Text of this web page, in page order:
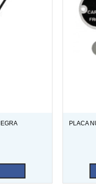
PLACA